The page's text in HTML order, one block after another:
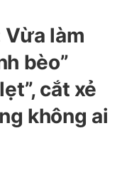
Vừa làm
bèo”
cắt xẻ
không ai